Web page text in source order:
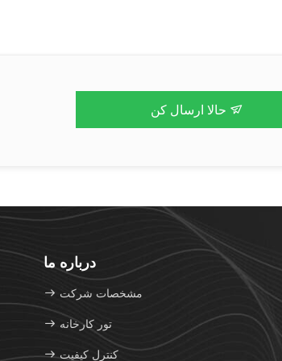
درباره ما
مشخصات شرکت
تور کارخانه
کنترل کیفیت